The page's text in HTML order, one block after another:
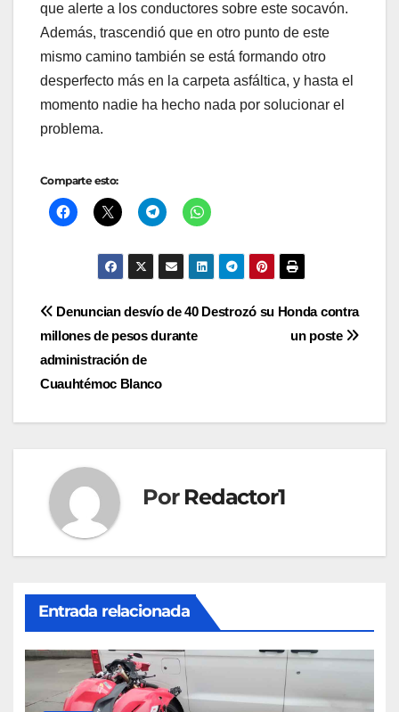
que alerte a los conductores sobre este socavón.
Además, trascendió que en otro punto de este
mismo camino también se está formando otro
desperfecto más en la carpeta asfáltica, y hasta el
momento nadie ha hecho nada por solucionar el
problema.
Comparte esto:
Navegación
de
entradas
Destrozó su Honda contra
un poste
Denuncian desvío de 40
millones de pesos durante
administración de
Cuauhtémoc Blanco
Por Redactor1
Entrada relacionada